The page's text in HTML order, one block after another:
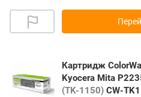
Картридж
Kyocera Mita
(TK-1150) CW-